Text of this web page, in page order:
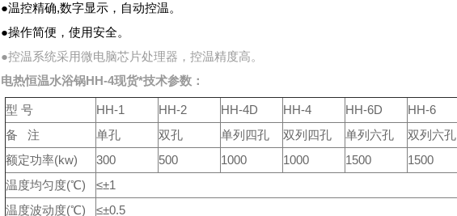
●温控精确,数字显示，自动控温。
●操作简便，使用安全。
●控温系统采用微电脑芯片处理器，控温精度高。
电热恒温水浴锅HH-4现货*技术参数：
型 号 HH-1 HH-2 HH-4D HH-4 HH-6D HH-6
备 注
单孔 双孔 单列四孔 双列四孔 单列六孔 双列六孔
额定功率(kw)
300 500 1000 1000 1500 1500
温度均匀度(℃)
≤±1
温度波动度(℃)
≤±0.5